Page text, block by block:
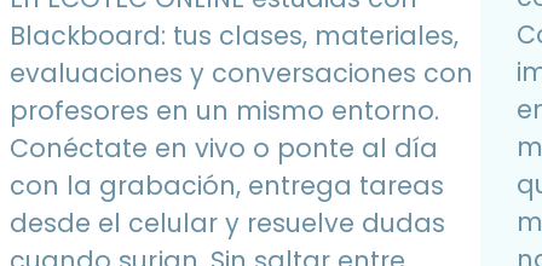
Blackboard: tus clases, materiales,
evaluaciones y conversaciones con
profesores en un mismo entorno.
Conéctate en vivo o ponte al día
con la grabación, entrega tareas
desde el celular y resuelve dudas